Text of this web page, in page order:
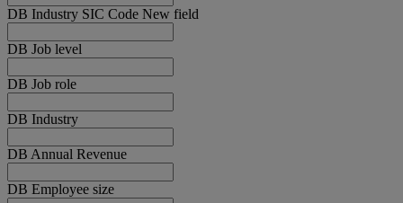
DB Industry SIC Code New field
DB Job level
DB Job role
DB Industry
DB Annual Revenue
DB Employee size